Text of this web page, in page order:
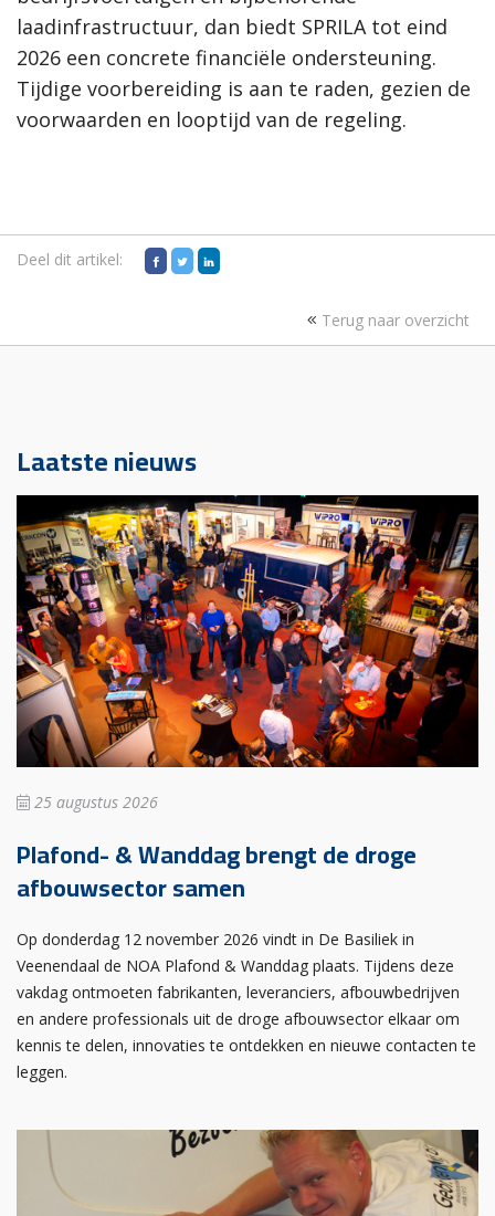
laadinfrastructuur, dan biedt SPRILA tot eind
2026 een concrete financiële ondersteuning.
Tijdige voorbereiding is aan te raden, gezien de
voorwaarden en looptijd van de regeling.
Deel dit artikel:
Terug naar overzicht
Laatste nieuws
25 augustus 2026
Plafond- & Wanddag brengt de droge
afbouwsector samen
Op donderdag 12 november 2026 vindt in De Basiliek in
Veenendaal de NOA Plafond & Wanddag plaats. Tijdens deze
vakdag ontmoeten fabrikanten, leveranciers, afbouwbedrijven
en andere professionals uit de droge afbouwsector elkaar om
kennis te delen, innovaties te ontdekken en nieuwe contacten te
leggen.